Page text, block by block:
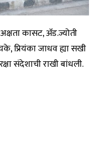
कासट, ॲड.ज्योती
प्रियंका जाधव ह्या सखी
संदेशाची राखी बांधली.